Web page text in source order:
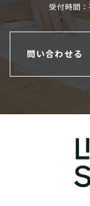
受付時間
問い合わせる